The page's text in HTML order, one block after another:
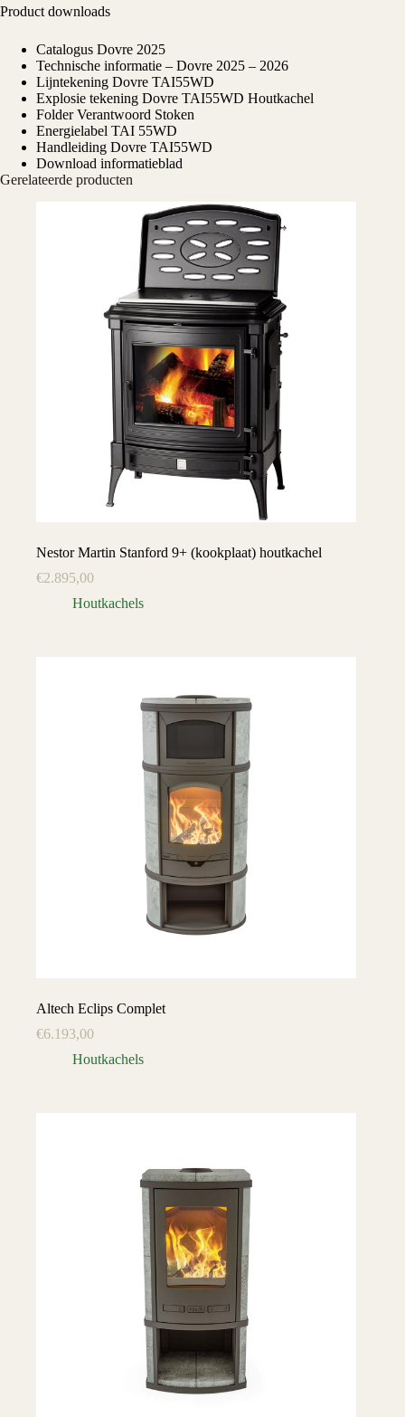
Product downloads
Catalogus Dovre 2025
Technische informatie – Dovre 2025 – 2026
Lijntekening Dovre TAI55WD
Explosie tekening Dovre TAI55WD Houtkachel
Folder Verantwoord Stoken
Energielabel TAI 55WD
Handleiding Dovre TAI55WD
Download informatieblad
Gerelateerde producten
Nestor Martin Stanford 9+ (kookplaat) houtkachel
€2.895,00
Houtkachels
Altech Eclips Complet
€6.193,00
Houtkachels